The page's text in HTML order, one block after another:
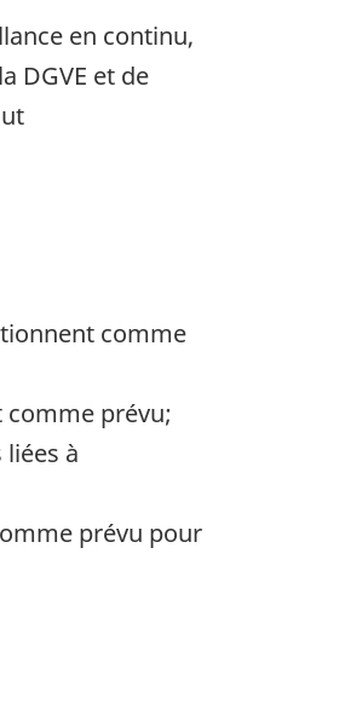
en continu,
DGVE et de
comme
comme prévu;
à
prévu pour